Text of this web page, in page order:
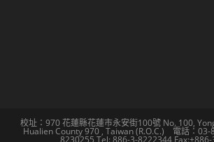
校址：970 花蓮縣花蓮市永安街100號 No. 100,
Hualien County 970 , Taiwan (R.O.C.) 電話：03-